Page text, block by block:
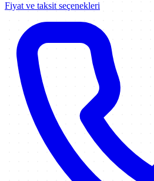
Fiyat ve taksit seçenekleri